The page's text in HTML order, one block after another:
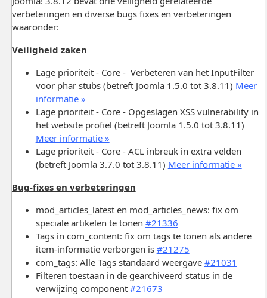
verbeteringen en diverse bugs fixes en verbeteringen
waaronder:
Veiligheid zaken
Lage prioriteit - Core - Verbeteren van het InputFilter
voor phar stubs (betreft Joomla 1.5.0 tot 3.8.11) Meer
informatie »
Lage prioriteit - Core - Opgeslagen XSS vulnerability in
het website profiel (betreft Joomla 1.5.0 tot 3.8.11)
Meer informatie »
Lage prioriteit - Core - ACL inbreuk in extra velden
(betreft Joomla 3.7.0 tot 3.8.11) Meer informatie »
Bug-fixes en verbeteringen
mod_articles_latest en mod_articles_news: fix om
speciale artikelen te tonen #21336
Tags in com_content: fix om tags te tonen als andere
item-informatie verborgen is #21275
com_tags: Alle Tags standaard weergave #21031
Filteren toestaan in de gearchiveerd status in de
verwijzing component #21673